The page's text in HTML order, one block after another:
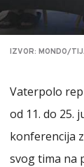
IZVOR: MONDO/
Vaterpolo
od 11. do 25.
konferencija
svog tima na